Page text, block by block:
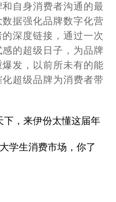
自身消费者沟通的最
据强化品牌数字化营
深度链接，通过一次
的超级日子，为品牌
发，以前所未有的能
超级品牌为消费者带
下，来伊份太懂这届年
学生消费市场，你了